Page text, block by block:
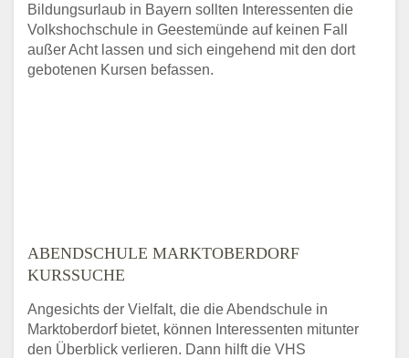
Bildungsurlaub in Bayern sollten Interessenten die
Volkshochschule in Geestemünde auf keinen Fall
außer Acht lassen und sich eingehend mit den dort
gebotenen Kursen befassen.
ABENDSCHULE MARKTOBERDORF
KURSSUCHE
Angesichts der Vielfalt, die die Abendschule in
Marktoberdorf bietet, können Interessenten mitunter
den Überblick verlieren. Dann hilft die VHS